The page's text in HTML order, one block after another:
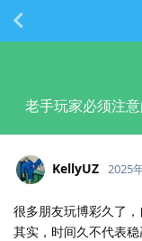
老手玩家必须注
KellyUZ 2025
很多朋友玩博彩久了，
其实，时间久不代表